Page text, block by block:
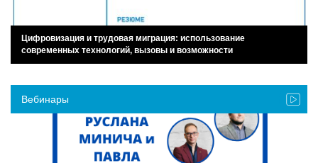
Цифровизация и трудовая миграция: использование
современных технологий, вызовы и возможности
Вебинары